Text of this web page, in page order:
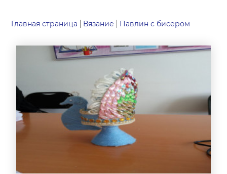
Главная страница Вязание Павлин с бисером